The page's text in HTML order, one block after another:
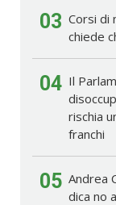
03 Corsi di
chiede
04 Il
rischia
franchi
05 Andrea
dica no